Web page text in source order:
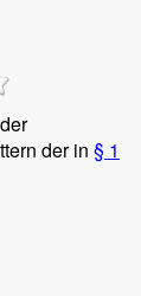
der in § 1